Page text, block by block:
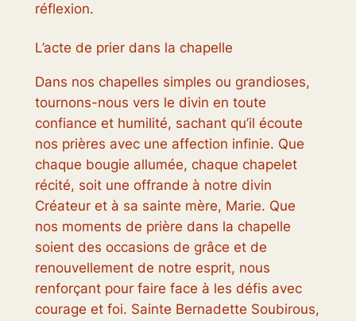
réflexion.
L’acte de prier dans la chapelle
Dans nos chapelles simples ou grandioses,
tournons-nous vers le divin en toute
confiance et humilité, sachant qu’il écoute
nos prières avec une affection infinie. Que
chaque bougie allumée, chaque chapelet
récité, soit une offrande à notre divin
Créateur et à sa sainte mère, Marie. Que
nos moments de prière dans la chapelle
soient des occasions de grâce et de
renouvellement de notre esprit, nous
renforçant pour faire face à les défis avec
courage et foi. Sainte Bernadette Soubirous,